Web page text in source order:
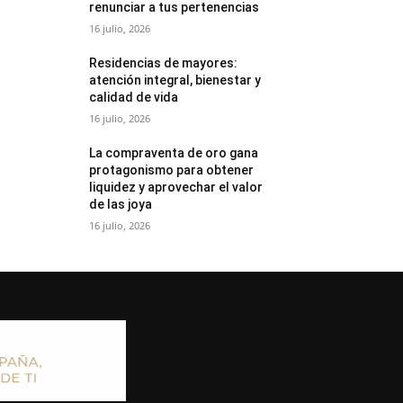
renunciar a tus pertenencias
16 julio, 2026
Residencias de mayores:
atención integral, bienestar y
calidad de vida
16 julio, 2026
La compraventa de oro gana
protagonismo para obtener
liquidez y aprovechar el valor
de las joya
16 julio, 2026